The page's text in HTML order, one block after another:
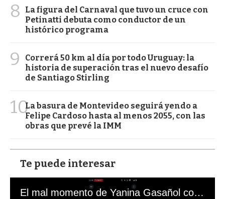
8
La figura del Carnaval que tuvo un cruce con
Petinatti debuta como conductor de un
histórico programa
9
Correrá 50 km al día por todo Uruguay: la
historia de superación tras el nuevo desafío
de Santiago Stirling
10La basura de Montevideo seguirá yendo a
Felipe Cardoso hasta al menos 2055, con las
obras que prevé la IMM
Te puede interesar
El mal momento de Yanina Gasañol con un hincha argentino en "Subrayado"